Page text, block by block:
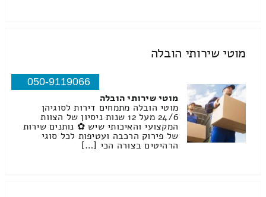
מוטי שירותי הובלה
050-9119066
מוטי שירותי הובלה
מוטי הובלה מתמחים דירות לסוגיהן
24/6 מעל 12 שנות ניסיון של הצוות
המקצועי והאיכותי שיש ✿ נותנים שירות
של פירוק הרכבה ועטיפות לכל סוגי
הרהיטים בצורה הכי […]